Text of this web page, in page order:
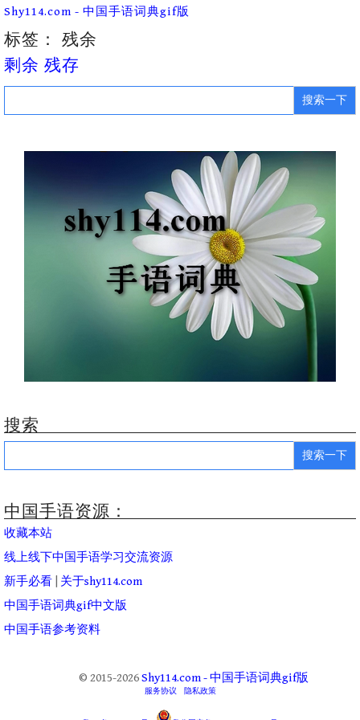
Skip
content
Shy114.com - 中国手语词典gif版
标签： 残余
剩余 残存
Search
搜索
Search
中国手语资源：
收藏本站
线上线下中国手语学习交流资源
新手必看
关于shy114.com
中国手语词典gif中文版
中国手语参考资料
© 2015-2026Shy114.com - 中国手语词典gif版
服务协议 隐私政策